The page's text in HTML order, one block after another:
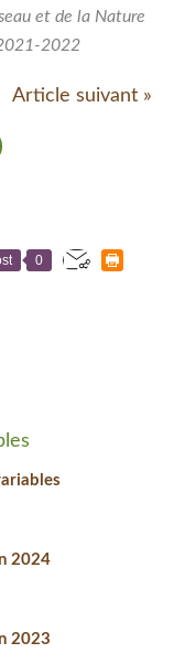
et de la Nature
2022
Article suivant »
0
2024
2023